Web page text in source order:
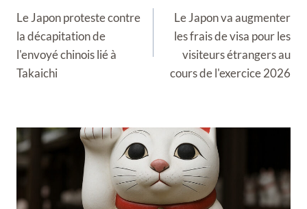
de
l’article
Le Japon proteste contre
la décapitation de
l'envoyé chinois lié à
Takaichi
Le Japon va augmenter
les frais de visa pour les
visiteurs étrangers au
cours de l'exercice 2026